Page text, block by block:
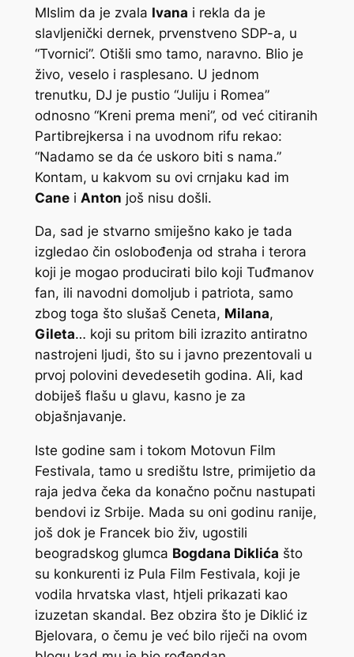
MIslim da je zvala Ivana i rekla da je
slavljenički dernek, prvenstveno SDP-a, u
“Tvornici”. Otišli smo tamo, naravno. Blio je
živo, veselo i rasplesano. U jednom
trenutku, DJ je pustio “Juliju i Romea”
odnosno “Kreni prema meni”, od već citiranih
Partibrejkersa i na uvodnom rifu rekao:
“Nadamo se da će uskoro biti s nama.”
Kontam, u kakvom su ovi crnjaku kad im
Canei Anton još nisu došli.
Da, sad je stvarno smiješno kako je tada
izgledao čin oslobođenja od straha i terora
koji je mogao producirati bilo koji Tuđmanov
fan, ili navodni domoljub i patriota, samo
zbog toga što slušaš Ceneta, Milana,
Gileta… koji su pritom bili izrazito antiratno
nastrojeni ljudi, što su i javno prezentovali u
prvoj polovini devedesetih godina. Ali, kad
dobiješ flašu u glavu, kasno je za
objašnjavanje.
Iste godine sam i tokom Motovun Film
Festivala, tamo u središtu Istre, primijetio da
raja jedva čeka da konačno počnu nastupati
bendovi iz Srbije. Mada su oni godinu ranije,
još dok je Francek bio živ, ugostili
beogradskog glumca Bogdana Diklića što
su konkurenti iz Pula Film Festivala, koji je
vodila hrvatska vlast, htjeli prikazati kao
izuzetan skandal. Bez obzira što je Diklić iz
Bjelovara, o čemu je već bilo riječi na ovom